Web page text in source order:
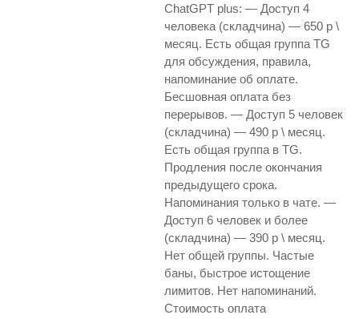
ChatGPT plus: — Доступ 4
человека (складчина) — 650 р \
месяц. Есть общая группа TG
для обсуждения, правила,
напоминание об оплате.
Бесшовная оплата без
перерывов. — Доступ 5 человек
(складчина) — 490 р \ месяц.
Есть общая группа в TG.
Продления после окончания
предыдущего срока.
Напоминания только в чате. —
Доступ 6 человек и более
(складчина) — 390 р \ месяц.
Нет общей группы. Частые
баны, быстрое истощение
лимитов. Нет напоминаний.
Стоимость оплата